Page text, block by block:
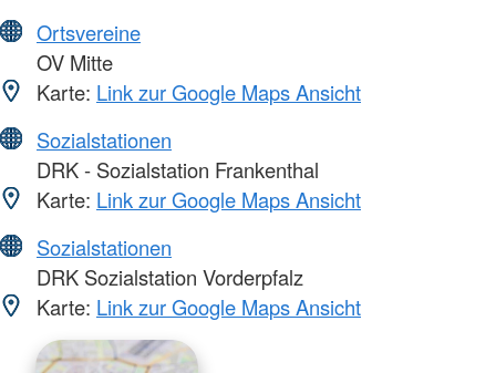
Ortsvereine
OV Mitte
Karte: Link zur Google Maps Ansicht
Sozialstationen
DRK - Sozialstation Frankenthal
Karte: Link zur Google Maps Ansicht
Sozialstationen
DRK Sozialstation Vorderpfalz
Karte: Link zur Google Maps Ansicht